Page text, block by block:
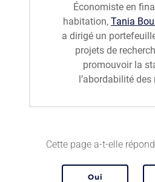
Économiste en
habitation, Tania
a dirigé un
projets de
promouvoir la
l’abordabilité
Cette page a-t-elle